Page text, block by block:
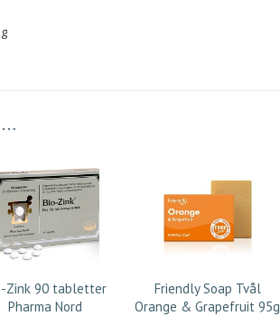
…
Zink 90 tabletter
Pharma Nord
Friendly Soap Tvål
Orange & Grapefruit 95g